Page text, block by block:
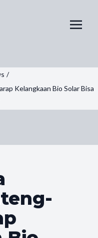
/
Kelangkaan Bio Solar Bisa